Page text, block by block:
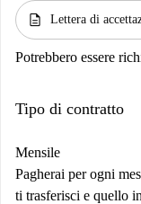
description Lettera di
Potrebbero essere
Tipo di contratto
Mensile
Pagherai per ogni
ti trasferisci e quello